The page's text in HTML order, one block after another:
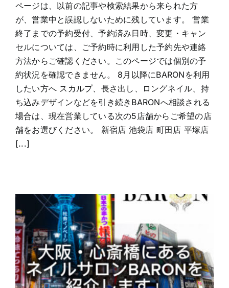
ページは、以前の記事や検索結果から来られた方
が、営業中と誤認しないために残しています。 営業
終了までの予約受付、予約済み日時、変更・キャン
セルについては、ご予約時に利用した予約先や連絡
方法からご確認ください。このページでは個別の予
約状況を確認できません。 8月以降にBARONを利用
したい方へ スカルプ、長さ出し、ロングネイル、持
ち込みデザインなどを引き続きBARONへ相談される
場合は、現在営業している次の5店舗からご希望の店
舗をお選びください。 新宿店 池袋店 町田店 平塚店
[...]